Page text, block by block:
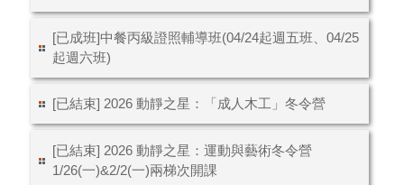
[已成班]中餐丙級證照輔導班(04/24起週五班、04/25
起週六班)
[已結束] 2026 動靜之星：「成人木工」冬令營
[已結束] 2026 動靜之星：運動與藝術冬令營
1/26(一)&2/2(一)兩梯次開課